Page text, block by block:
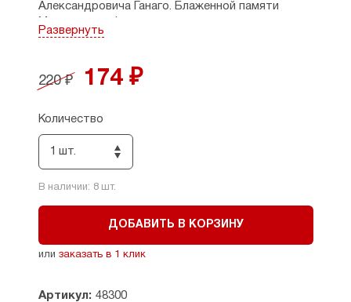
Александровича Ганаго. Блаженной памяти
детской православной литературы».
Автор делится с родителями и педагогами
своим богатейшим опытом преподавания основ
увлекательные истории и совместные открытия
и вечности, для которой мы все созданы.
Книга может быть использована для классного
и внеклассного чтения учителями,
родителями, детьми и для семейного чтения.
Допущено к распространению Издательским
Содержание:
Развернуть
220 ₽ 174 ₽
Количество
1 шт.
В наличии: 8шт.
ДОБАВИТЬ В КОРЗИНУ
или заказать в 1 клик
Артикул: 48300